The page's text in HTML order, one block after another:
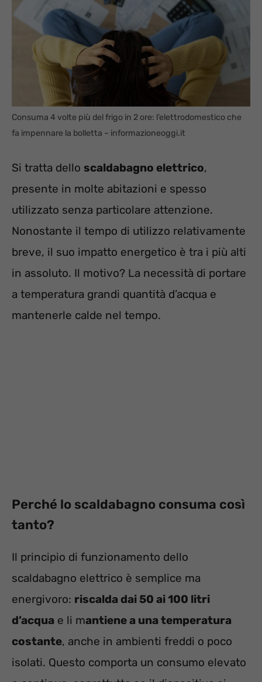
Consuma 4 volte più del frigo in 2 ore: l’elettrodomestico che
fa impennare la bolletta – informazioneoggi.it
Si tratta dello scaldabagno elettrico,
presente in molte abitazioni e spesso
utilizzato senza particolare attenzione.
Nonostante il tempo di utilizzo relativamente
breve, il suo impatto energetico è tra i più alti
in assoluto. Il motivo? La necessità di portare
a temperatura grandi quantità d’acqua e
mantenerle calde nel tempo.
Perché lo scaldabagno consuma così
tanto?
Il principio di funzionamento dello
scaldabagno elettrico è semplice ma
energivoro: riscalda dai 50 ai 100 litri
d’acqua e li mantiene a una temperatura
costante, anche in ambienti freddi o poco
isolati. Questo comporta un consumo elevato